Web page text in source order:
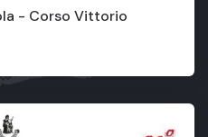
- Corso Vittorio